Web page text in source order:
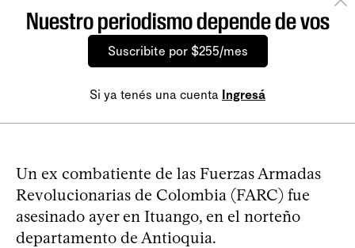
Nuestro periodismo depende de vos
Suscribite por $255/mes
Si ya tenés una cuenta Ingresá
Un ex combatiente de las Fuerzas Armadas
Revolucionarias de Colombia (FARC) fue
asesinado ayer en Ituango, en el norteño
departamento de Antioquia.